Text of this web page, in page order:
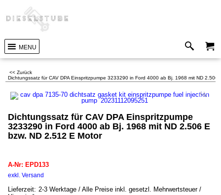
MENU
<< Zurück
Dichtungssatz für CAV DPA Einspritzpumpe 3233290 in Ford 4000 ab Bj. 1968 mit ND 2.506
Dichtungssatz für CAV DPA Einspritzpumpe
3233290 in Ford 4000 ab Bj. 1968 mit ND 2.506 E
bzw. ND 2.512 E Motor
A-Nr: EPD133
€29.00
exkl. Versand
0.20kg